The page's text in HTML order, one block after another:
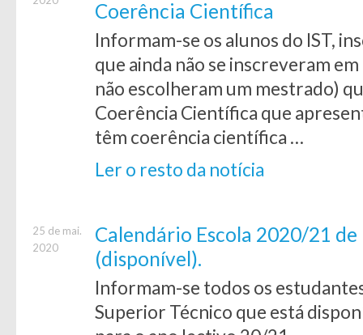
Coerência Científica
Informam-se os alunos do IST,
que ainda não se inscreveram em
não escolheram um mestrado)
Coerência Científica que
têm coerência científica …
Ler o resto da notícia
25 de mai.
2020
Calendário Escola 2020/21 de
(disponível).
Informam-se todos os
Superior Técnico que está